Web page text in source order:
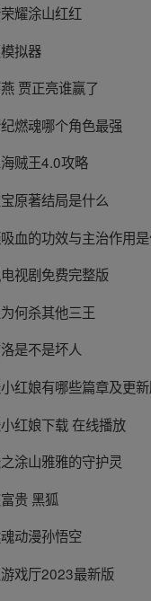
耀涂山红红
拟器
贾正亮谁赢了
燃魂哪个角色最强
贼王4.0攻略
原著结局是什么
血的功效与主治作用
视剧免费完整版
何杀其他三王
是不是坏人
红娘有哪些篇章及更
红娘下载 在线播放
涂山雅雅的守护灵
贵 黑狐
动漫孙悟空
戏厅2023最新版